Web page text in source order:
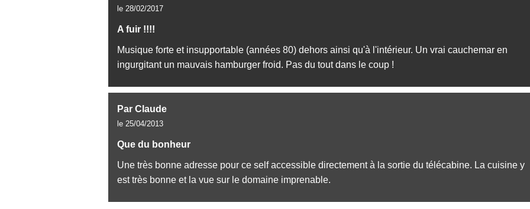
le 28/02/2017
A fuir !!!!
Musique forte et insupportable (années 80) dehors ainsi qu'à l'intérieur. Un vrai cauchemar en
ingurgitant un mauvais hamburger froid. Pas du tout dans le coup !
Par Claude
le 25/04/2013
Que du bonheur
Une très bonne adresse pour ce self accessible directement à la sortie du télécabine. La cuisine y
est très bonne et la vue sur le domaine imprenable.